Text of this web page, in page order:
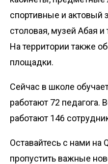
спортивные и актовый
столовая, музей Абая
На территории также
площадки.
Сейчас в школе
работают 72 педагога.
работают 146
Оставайтесь с нами на
пропустить важные